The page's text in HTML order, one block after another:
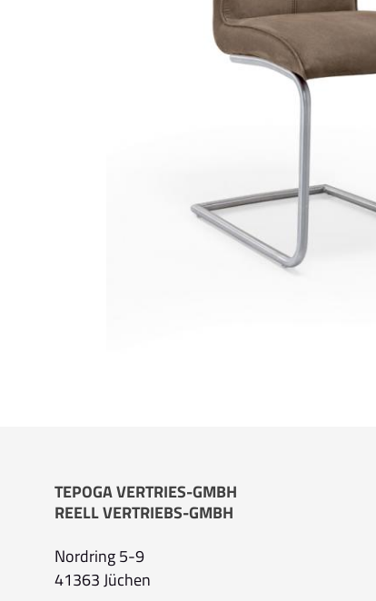
TEPOGA VERTRIES-GMBH
REELL VERTRIEBS-GMBH
Nordring 5-9
41363 Jüchen